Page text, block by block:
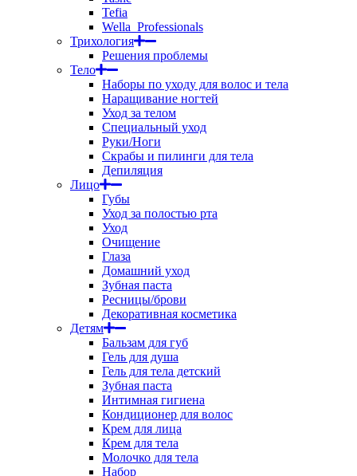
Tefia
Wella_Professionals
Трихология
Решения проблемы
Тело
Наборы по уходу для волос и тела
Наращивание ногтей
Уход за телом
Специальный уход
Руки/Ноги
Скрабы и пилинги для тела
Депиляция
Лицо
Губы
Уход за полостью рта
Уход
Очищение
Глаза
Домашний уход
Зубная паста
Ресницы/брови
Декоративная косметика
Детям
Бальзам для губ
Гель для душа
Гель для тела детский
Зубная паста
Интимная гигиена
Кондиционер для волос
Крем для лица
Крем для тела
Молочко для тела
Набор